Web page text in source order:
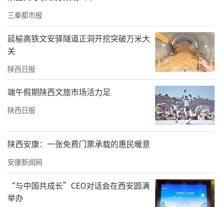
三秦都市报
延榆高铁文安驿隧道正洞开挖突破万米大
关
陕西日报
端午假期陕西文旅市场活力足
陕西日报
陕西安康：一张免费门票承载的惠民暖意
安康新闻网
“与中国共成长”CEO对话会在西安圆满
举办